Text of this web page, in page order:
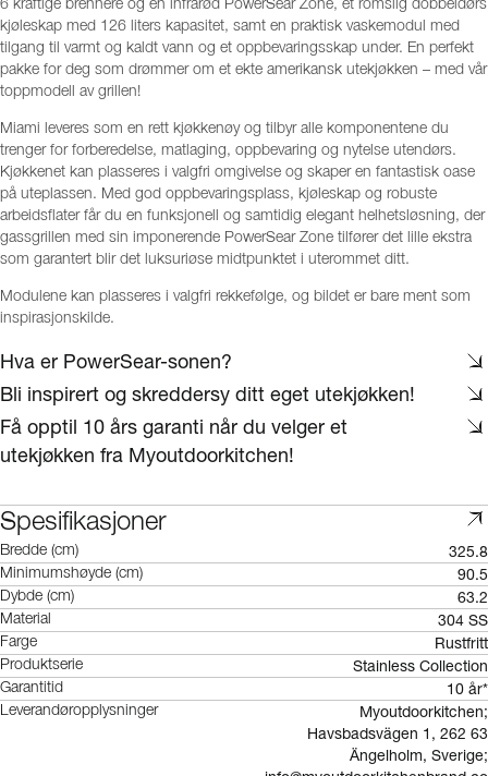
6 kraftige brennere og en infrarød PowerSear Zone, et romslig dobbeldørs
kjøleskap med 126 liters kapasitet, samt en praktisk vaskemodul med
tilgang til varmt og kaldt vann og et oppbevaringsskap under. En perfekt
pakke for deg som drømmer om et ekte amerikansk utekjøkken – med vår
toppmodell av grillen!
Miami leveres som en rett kjøkkenøy og tilbyr alle komponentene du
trenger for forberedelse, matlaging, oppbevaring og nytelse utendørs.
Kjøkkenet kan plasseres i valgfri omgivelse og skaper en fantastisk oase
på uteplassen. Med god oppbevaringsplass, kjøleskap og robuste
arbeidsflater får du en funksjonell og samtidig elegant helhetsløsning, der
gassgrillen med sin imponerende PowerSear Zone tilfører det lille ekstra
som garantert blir det luksuriøse midtpunktet i uterommet ditt.
Modulene kan plasseres i valgfri rekkefølge, og bildet er bare ment som
inspirasjonskilde.
Hva er PowerSear-sonen?
Bli inspirert og skreddersy ditt eget utekjøkken!
Få opptil 10 års garanti når du velger et
utekjøkken fra Myoutdoorkitchen!
Spesifikasjoner
Bredde (cm) 325.8
Minimumshøyde (cm) 90.5
Dybde (cm) 63.2
Material 304 SS
Farge Rustfritt
Produktserie Stainless Collection
Garantitid 10 år*
Leverandøropplysninger
Myoutdoorkitchen;
Havsbadsvägen 1, 262 63
Ängelholm, Sverige;